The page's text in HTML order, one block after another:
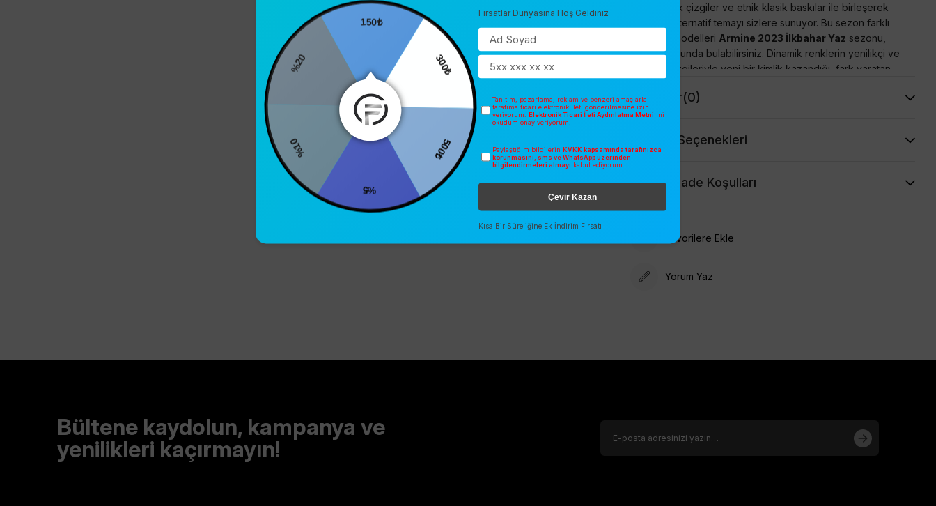
hatlar, optik çizgiler ve etnik klasik baskılar ile birleşerek
pek çok alternatif temayı sizlere sunuyor. Bu sezon farklı
tarzlarda modelleri Armine 2023 İlkbahar Yaz sezonu,
koleksiyonunda bulabilirsiniz. Dinamik renklerin yenilikçi ve
modern çizgileriyle yeni bir kimlik kazandığı, fark yaratan
Tivil (Twill) veya Sura (Saten) İpek seçenekleriyle tarzınıza
modeliniz tükenmedenArmine Yeni Sezon Eşarp 2023
İlkbahar Yaz
Armine İpek Eşarpların Özellikleri
- İncelediğiniz Eşarp; Sura Dokumadır(Sura).
- Kansorejen madde içeren kimyasallar kullanılmamaktadır,
Yorumlar(0)
Ödeme Seçenekleri
İptal ve İade Koşulları
Favorilere Ekle
Yorum Yaz
Bültene kaydolun, kampanya ve
yenilikleri kaçırmayın!
150₺
300₺
500₺
%5
%10
%20
Fırsatlar Dünyasına Hoş Geldiniz
Tanıtım, pazarlama, reklam ve benzeri amaçlarla
tarafıma ticari elektronik ileti gönderilmesine izin
veriyorum. Elektronik Ticari İleti Aydınlatma Metni 'ni
okudum onay veriyorum.
Paylaştığım bilgilerin KVKK kapsamında tarafınızca
korunmasını, sms ve WhatsApp üzerinden
bilgilendirmeleri almayı kabul ediyorum.
Çevir Kazan
Kısa Bir Süreliğine Ek İndirim Fırsatı